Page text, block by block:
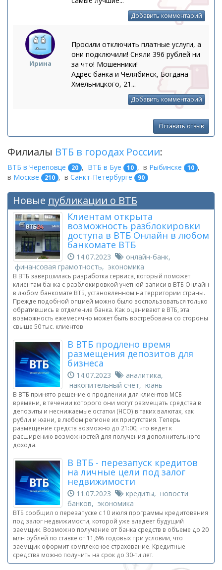
Добавить комментарий
Ирина
Просили отключить платные услуги, а
они подключили! Сняли 396 рублей ни
за что! Мошенники!
Адрес банка и Челябинск, Богдана
Хмельницкого, 21...
Добавить комментарий
Оставить отзыв
Филиалы ВТБ в городах России:
ВТБ в Череповце 20 , ВТБ в Буе 10 , в Рыбинске 10 ,
в Москве 210 , в Санкт-Петербурге 90
Новые публикации о ВТБ
Клиентам открыта
возможность разблокировки
доступа в ВТБ Онлайн в любом
банкомате ВТБ
14.07.2023
онлайн-банк,
финансовая грамотность, экономика
В ВТБ завершилась разработка сервиса, который поможет
клиентам банка с разблокировкой учетной записи в ВТБ Онлайн
в любом банкомате ВТБ, установленном на территории страны.
Прежде подобной опцией можно было воспользоваться только
обратившись в отделение банка. Как оценивают в ВТБ, эта
возможность ежемесячно может быть востребована со стороны
свыше 50 тыс. клиентов.
В ВТБ продлено время
размещения депозитов для
бизнеса
14.07.2023
аналитика,
накопительный счет, юань
В ВТБ принято решение о продлении для клиентов МСБ
времени, в течении которого они могут размещать средства в
депозиты и неснижаемые остатки (НСО) в таких валютах, как
рубли и юани, в любом регионе их присутствия. Теперь
размещение средств возможно до 21:00, что ведет к
расширению возможностей для получения дополнительного
дохода.
В ВТБ - перезапуск кредитов
на личные цели под залог
недвижимости
11.07.2023
кредиты, новости
банков, экономика
ВТБ сообщил о перезапуске с 10 июля программы кредитования
под залог недвижимости, которой уже владеет будущий
заемщик. Возможно получение от банка средств в объеме до 20
млн рублей по ставке от 11,6% годовых при условии, что
заемщик оформит комплексное страхование. Кредитные
средства можно получить на срок до 30-ти лет.